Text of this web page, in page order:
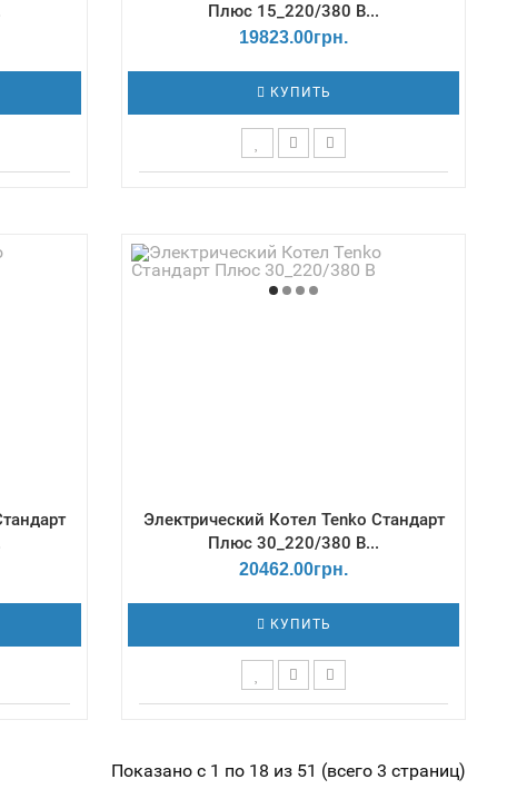
- 7,5 /
- 3
Плюс 15_220/380 В...
19823.00грн.
КУПИТЬ
Емкость теплообменника, дм3 - 7,5 /
Количество ступеней мощности - 3
Электрический Котел Tenko Cтандарт
Плюс 30_220/380 В...
20462.00грн.
КУПИТЬ
235х383х675 / Давление - 3 Бар /
Показано с 1 по 18 из 51 (всего 3 страниц)